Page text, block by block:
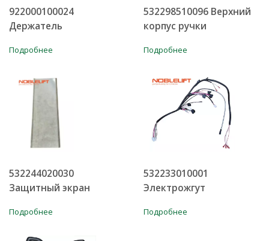
922000100024
Держатель
Подробнее
532298510096 Верхний
корпус ручки
Подробнее
532244020030
Защитный экран
Подробнее
532233010001
Электрожгут
Подробнее